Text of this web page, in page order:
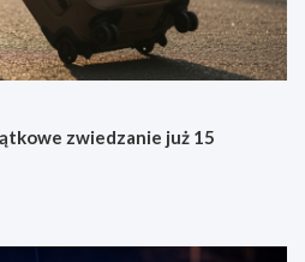
zwiedzanie już 15